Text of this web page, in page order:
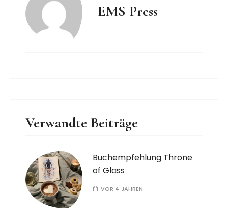
EMS Press
Verwandte Beiträge
Buchempfehlung Throne
of Glass
VOR 4 JAHREN